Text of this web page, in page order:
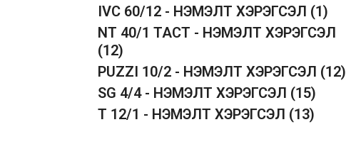
IVC 60/12 - НЭМЭЛТ ХЭРЭГСЭЛ (1)
NT 40/1 TACT - НЭМЭЛТ ХЭРЭГСЭЛ
(12)
PUZZI 10/2 - НЭМЭЛТ ХЭРЭГСЭЛ (12)
SG 4/4 - НЭМЭЛТ ХЭРЭГСЭЛ (15)
T 12/1 - НЭМЭЛТ ХЭРЭГСЭЛ (13)